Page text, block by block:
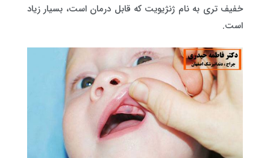
خفیف تری به نام ژنژیویت که قابل درمان است، بسیار زیاد
است.